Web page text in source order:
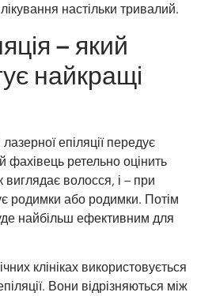
настільки тривалий.
– який
найкращі
епіляції передує
фахівець ретельно оцінить
виглядає волосся, і – при
родимки або родимки. Потім
найбільш ефективним для
клініках використовується
Вони відрізняються між